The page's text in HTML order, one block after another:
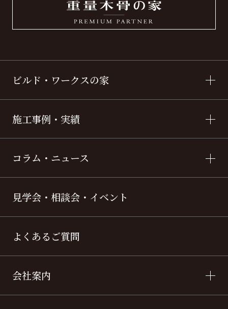
ビルド・ワークスの家
施工事例・実績
コラム・ニュース
見学会・相談会・イベント
よくあるご質問
会社案内